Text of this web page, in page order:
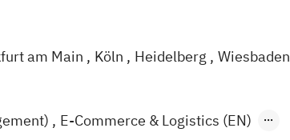
am Main Köln Heidelberg
Wiesbaden
E-Commerce & Logistics (EN)